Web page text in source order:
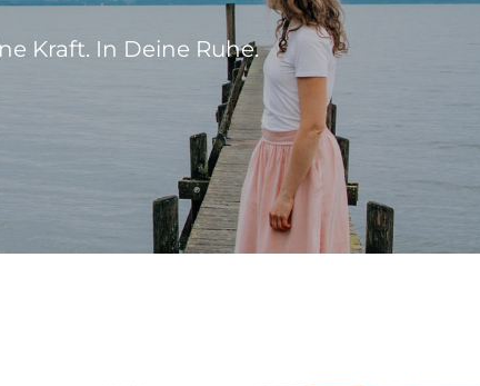
Kraft. In Deine Ruhe.